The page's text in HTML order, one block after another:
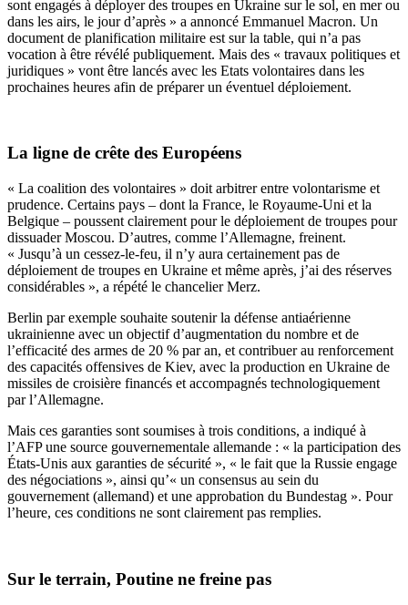
sont engagés à déployer des troupes en Ukraine sur le sol, en mer ou
dans les airs, le jour d’après » a annoncé Emmanuel Macron. Un
document de planification militaire est sur la table, qui n’a pas
vocation à être révélé publiquement. Mais des « travaux politiques et
juridiques » vont être lancés avec les Etats volontaires dans les
prochaines heures afin de préparer un éventuel déploiement.
La ligne de crête des Européens
« La coalition des volontaires » doit arbitrer entre volontarisme et
prudence. Certains pays – dont la France, le Royaume-Uni et la
Belgique – poussent clairement pour le déploiement de troupes pour
dissuader Moscou. D’autres, comme l’Allemagne, freinent.
« Jusqu’à un cessez-le-feu, il n’y aura certainement pas de
déploiement de troupes en Ukraine et même après, j’ai des réserves
considérables », a répété le chancelier Merz.
Berlin par exemple souhaite soutenir la défense antiaérienne
ukrainienne avec un objectif d’augmentation du nombre et de
l’efficacité des armes de 20 % par an, et contribuer au renforcement
des capacités offensives de Kiev, avec la production en Ukraine de
missiles de croisière financés et accompagnés technologiquement
par l’Allemagne.
Mais ces garanties sont soumises à trois conditions, a indiqué à
l’AFP une source gouvernementale allemande : « la participation des
États-Unis aux garanties de sécurité », « le fait que la Russie engage
des négociations », ainsi qu’« un consensus au sein du
gouvernement (allemand) et une approbation du Bundestag ». Pour
l’heure, ces conditions ne sont clairement pas remplies.
Sur le terrain, Poutine ne freine pas